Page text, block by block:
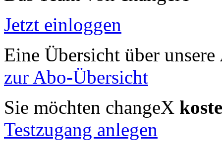
Jetzt einloggen
Eine Übersicht über unsere
zur Abo-Übersicht
Sie möchten changeX
Testzugang anlegen